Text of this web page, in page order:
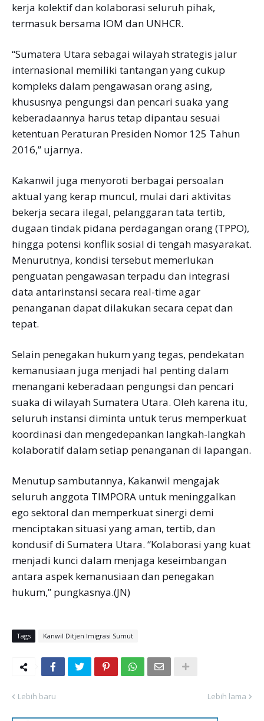
kerja kolektif dan kolaborasi seluruh pihak,
termasuk bersama IOM dan UNHCR.
“Sumatera Utara sebagai wilayah strategis jalur
internasional memiliki tantangan yang cukup
kompleks dalam pengawasan orang asing,
khususnya pengungsi dan pencari suaka yang
keberadaannya harus tetap dipantau sesuai
ketentuan Peraturan Presiden Nomor 125 Tahun
2016,” ujarnya.
Kakanwil juga menyoroti berbagai persoalan
aktual yang kerap muncul, mulai dari aktivitas
bekerja secara ilegal, pelanggaran tata tertib,
dugaan tindak pidana perdagangan orang (TPPO),
hingga potensi konflik sosial di tengah masyarakat.
Menurutnya, kondisi tersebut memerlukan
penguatan pengawasan terpadu dan integrasi
data antarinstansi secara real-time agar
penanganan dapat dilakukan secara cepat dan
tepat.
Selain penegakan hukum yang tegas, pendekatan
kemanusiaan juga menjadi hal penting dalam
menangani keberadaan pengungsi dan pencari
suaka di wilayah Sumatera Utara. Oleh karena itu,
seluruh instansi diminta untuk terus memperkuat
koordinasi dan mengedepankan langkah-langkah
kolaboratif dalam setiap penanganan di lapangan.
Menutup sambutannya, Kakanwil mengajak
seluruh anggota TIMPORA untuk meninggalkan
ego sektoral dan memperkuat sinergi demi
menciptakan situasi yang aman, tertib, dan
kondusif di Sumatera Utara. “Kolaborasi yang kuat
menjadi kunci dalam menjaga keseimbangan
antara aspek kemanusiaan dan penegakan
hukum,” pungkasnya.(JN)
Tags Kanwil Ditjen Imigrasi Sumut
Lebih baru Lebih lama